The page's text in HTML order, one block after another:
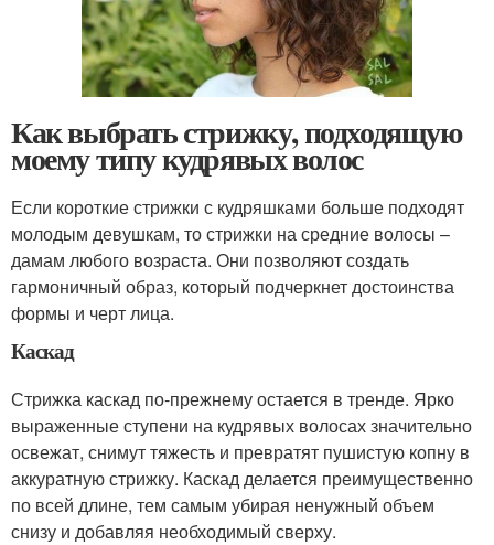
Как выбрать стрижку, подходящую
моему типу кудрявых волос
Если короткие стрижки с кудряшками больше подходят
молодым девушкам, то стрижки на средние волосы –
дамам любого возраста. Они позволяют создать
гармоничный образ, который подчеркнет достоинства
формы и черт лица.
Каскад
Стрижка каскад по-прежнему остается в тренде. Ярко
выраженные ступени на кудрявых волосах значительно
освежат, снимут тяжесть и превратят пушистую копну в
аккуратную стрижку. Каскад делается преимущественно
по всей длине, тем самым убирая ненужный объем
снизу и добавляя необходимый сверху.